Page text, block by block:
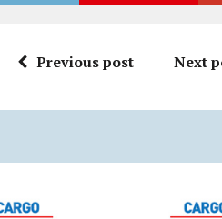
Previous post Next